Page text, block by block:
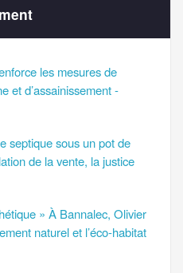
les mesures de
et d’assainissement -
septique sous un pot de
de la vente, la justice
» À Bannalec, Olivier
naturel et l’éco-habitat